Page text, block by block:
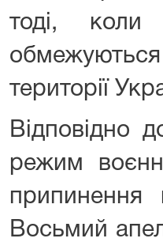
тоді, коли
території
Відповідно
режим
припинення
Восьмий